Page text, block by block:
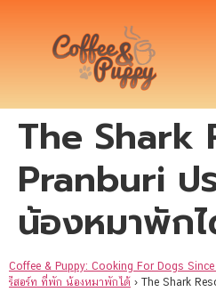
The Shark
Pranburi ป
น้องหมาพัก
Coffee & Puppy: Cooking For Dogs
รีสอร์ท ที่พัก น้องหมาพักได้ › The Shark